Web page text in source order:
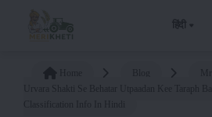
हिंदी